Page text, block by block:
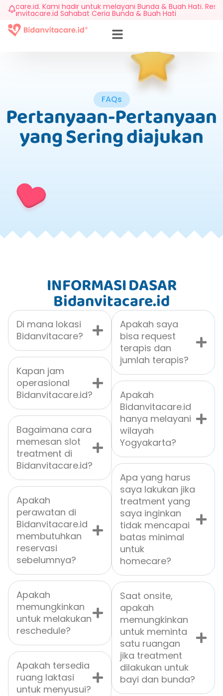
Kami hadir untuk melayani Bunda & Buah Hati.
Sahabat Ceria Bunda & Buah Hati
FAQs
Pertanyaan-Pertanyaan
yang Sering diajukan
INFORMASI DASAR
Bidanvitacare.id
Di mana lokasi
Bidanvitacare?
Kapan jam
operasional
Bidanvitacare.id?
Bagaimana cara
memesan slot
treatment di
Bidanvitacare.id?
Apakah
perawatan di
Bidanvitacare.id
membutuhkan
reservasi
sebelumnya?
Apakah
memungkinkan
untuk melakukan
reschedule?
Apakah tersedia
ruang laktasi
untuk menyusui?
Apakah saya
bisa request
terapis dan
jumlah terapis?
Apakah
Bidanvitacare.id
hanya melayani
wilayah
Yogyakarta?
Apa yang harus
saya lakukan jika
treatment yang
saya inginkan
tidak mencapai
batas minimal
untuk
homecare?
Saat onsite,
apakah
memungkinkan
untuk meminta
satu ruangan
jika treatment
dilakukan untuk
bayi dan bunda?